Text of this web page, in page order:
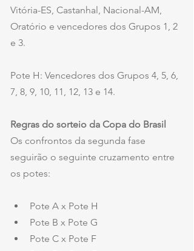
Vitória-ES, Castanhal, Nacional-AM,
Oratório e vencedores dos Grupos 1, 2
e 3.
Pote H: Vencedores dos Grupos 4, 5, 6,
7, 8, 9, 10, 11, 12, 13 e 14.
Regras do sorteio da Copa do Brasil
Os confrontos da segunda fase
seguirão o seguinte cruzamento entre
os potes:
Pote A x Pote H
Pote B x Pote G
Pote C x Pote F